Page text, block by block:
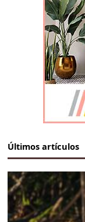
Últimos artículos